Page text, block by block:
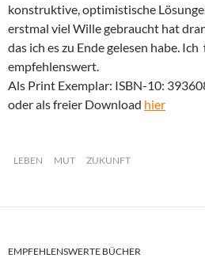
konstruktive, optimistische
erstmal viel Wille gebraucht hat
das ich es zu Ende gelesen habe.
empfehlenswert.
Als Print Exemplar: ISBN-10:
oder als freier Download hier
LEBEN MUT ZUKUNFT
EMPFEHLENSWERTE BÜCHER